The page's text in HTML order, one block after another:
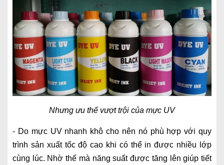
Nhưng ưu thế vượt trội của mực UV
- Do mực UV nhanh khô cho nên nó phù hợp với quy
trình sản xuất tốc độ cao khi có thể in được nhiều lớp
cùng lúc. Nhờ thế mà năng suất được tăng lên giúp tiết